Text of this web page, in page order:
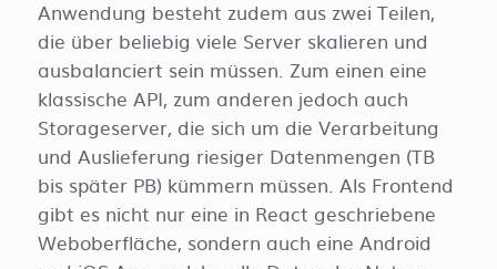
Anwendung besteht zudem aus zwei Teilen,
die über beliebig viele Server skalieren und
ausbalanciert sein müssen. Zum einen eine
klassische API, zum anderen jedoch auch
Storageserver, die sich um die Verarbeitung
und Auslieferung riesiger Datenmengen (TB
bis später PB) kümmern müssen. Als Frontend
gibt es nicht nur eine in React geschriebene
Weboberfläche, sondern auch eine Android